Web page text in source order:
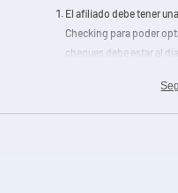
El afiliado debe tener
Checking para poder
cheques debe estar al
Las cuentas Liberty
Program.